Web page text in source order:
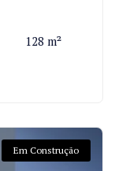
128 m²
Em Construção